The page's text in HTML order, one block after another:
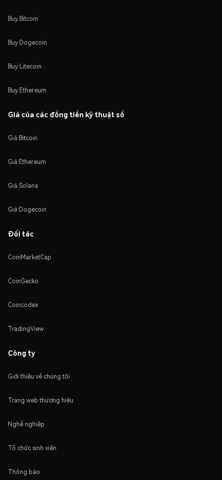
Buy Bitcoin
Buy Dogecoin
Buy Litecoin
Buy Ethereum
Giá của các đồng tiền kỹ thuật số
Giá Bitcoin
Giá Ethereum
Giá Solana
Giá Dogecoin
Đối tác
CoinMarketCap
CoinGecko
Coincodex
TradingView
Công ty
Giới thiệu về chúng tôi
Trang web thương hiệu
Nghề nghiệp
Tổ chức sinh viên
Thông báo